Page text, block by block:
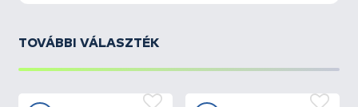
TOVÁBBI VÁLASZTÉK